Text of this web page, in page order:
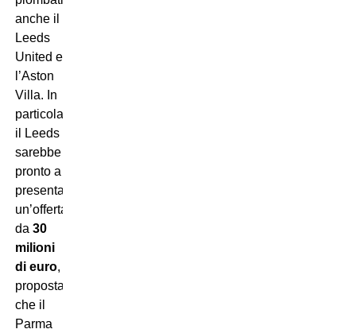
anche il
Leeds
United e
l’Aston
Villa. In
particolare
il Leeds
sarebbe
pronto a
presentare
un’offerta
da 30
milioni
di euro,
proposta
che il
Parma